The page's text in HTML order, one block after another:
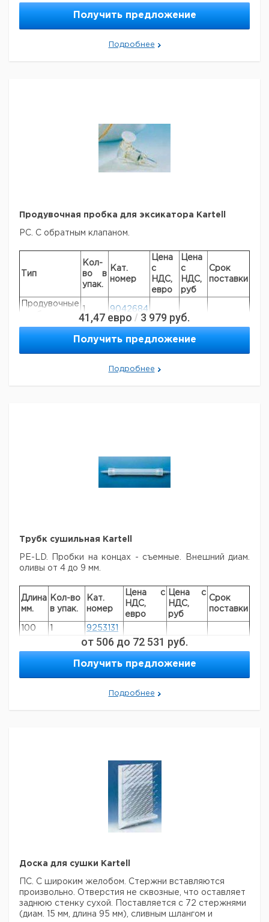
250
5 164 1
9013774
183 1
9013775
1000
20 263 1 9013776
Получить предложение
Подробнее
Продувочная пробка для эксикатора Kartell
РС. С обратным клапаном.
Тип
Кол-
во в
упак.
Кат.
номер
Цена
с
НДС,
евро
Цена
с
НДС,
руб
Срок
поставки
Продувочные
1 9042684
Рекомендуем купить по низкой цене.
41,47 евро / 3 979 руб.
Получить предложение
Подробнее
Трубк сушильная Kartell
PE-LD. Пробки на концах - съемные. Внешний диам.
оливы от 4 до 9 мм.
Длина
мм.
Кол-во
в упак.
Кат.
номер
Цена с
НДС,
евро
Цена с
НДС,
руб
Срок
поставки
100 1
9253131
9253135
200
1 9253140
от 506 до 72 531 руб.
Получить предложение
Подробнее
Доска для сушки Kartell
ПС. С широким желобом. Стержни вставляются
произвольно. Отверстия не сквозные, что оставляет
заднюю стенку сухой. Поставляется с 72 стержнями
(диам. 15 мм, длина 95 мм), сливным шлангом и